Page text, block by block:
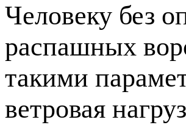
Человеку без
распашных
такими
ветровая